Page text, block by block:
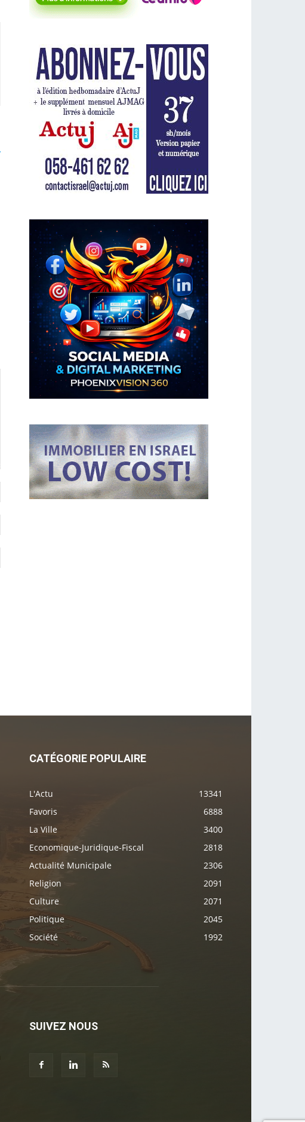
CATÉGORIE POPULAIRE
L'Actu
13341
Favoris
6888
La Ville
3400
Economique-Juridique-Fiscal
2818
Actualité Municipale
2306
Religion
2091
Culture
2071
Politique
2045
Société
1992
SUIVEZ NOUS